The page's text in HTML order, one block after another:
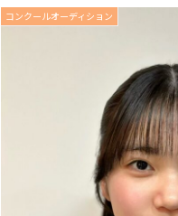
コンクールオーディション